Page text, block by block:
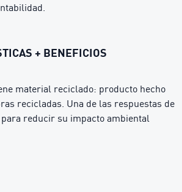
+ BENEFICIOS
material reciclado: producto hecho
recicladas. Una de las respuestas de
para reducir su impacto ambiental